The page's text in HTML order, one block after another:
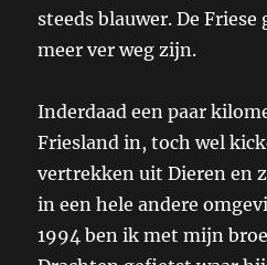
steeds blauwer. De
meer ver weg zijn.
Inderdaad een paar
Friesland in, toch wel
vertrekken uit Dieren en
in een hele andere
1994 ben ik met mijn